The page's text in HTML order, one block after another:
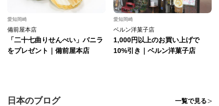
愛知岡崎
備前屋本店
「二十七曲りせんべい」バニラ
をプレゼント｜備前屋本店
愛知岡崎
ベルン洋菓子店
1,000円以上のお買い上げで
10%引き｜ベルン洋菓子店
日本のブログ 一覧で見る